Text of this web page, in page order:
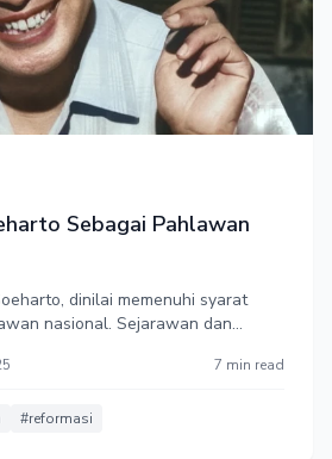
Sebagai Pahlawan
dinilai memenuhi syarat
nasional. Sejarawan dan
Marsinah dan Soeharto secara
Baru.
7 min read
#reformasi